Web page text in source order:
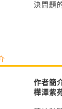
決問題
作者簡
樺澤紫